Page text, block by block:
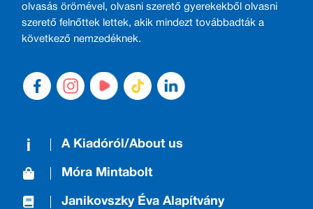
olvasás örömével, olvasni szerető gyerekekből olvasni
szerető felnőttek lettek, akik mindezt továbbadták a
következő nemzedéknek.
A Kiadóról/About us
Móra Mintabolt
Janikovszky Éva Alapítvány